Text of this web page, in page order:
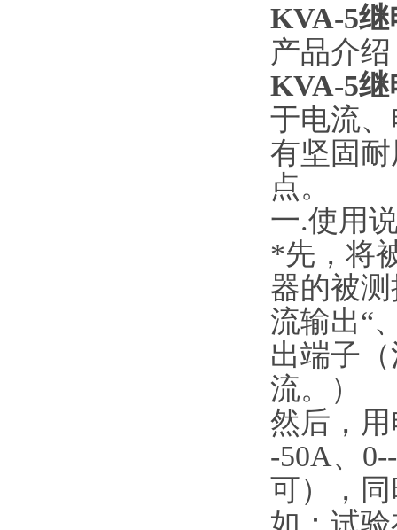
KVA-5继
产品介绍
KVA-5继
于电流
有坚固
点。
一.使用
*先，将
器的被
流输出“
出端子
流。）
然后，
-50A、
可），
如：试